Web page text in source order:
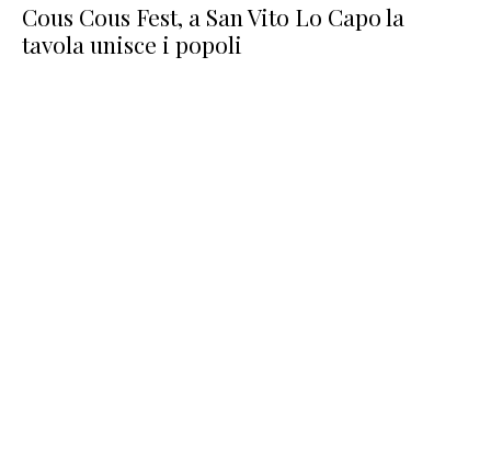
Cous Cous Fest, a San Vito Lo Capo la
tavola unisce i popoli